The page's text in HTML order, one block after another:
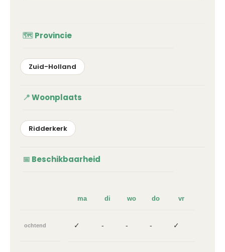
Provincie
Zuid-Holland
Woonplaats
Ridderkerk
Beschikbaarheid
ma di wo do vr
ochtend ✓ - - - ✓